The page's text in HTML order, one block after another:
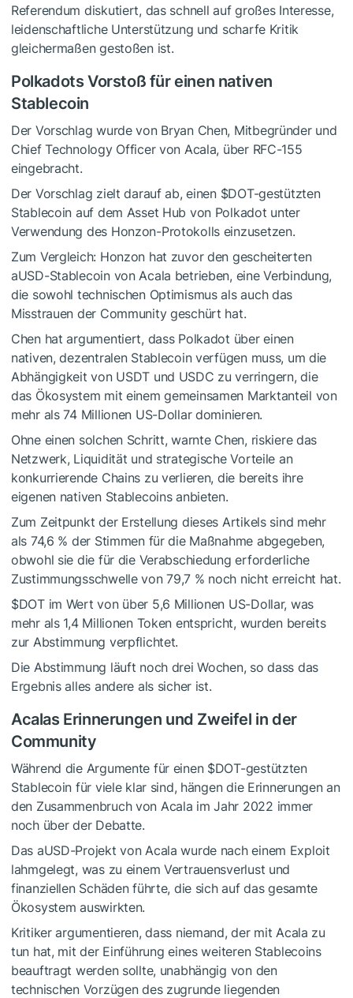
Referendum diskutiert, das schnell auf großes Interesse,
leidenschaftliche Unterstützung und scharfe Kritik
gleichermaßen gestoßen ist.
Polkadots Vorstoß für einen nativen
Stablecoin
Der Vorschlag wurde von Bryan Chen, Mitbegründer und
Chief Technology Officer von Acala, über RFC-155
eingebracht.
Der Vorschlag zielt darauf ab, einen $DOT-gestützten
Stablecoin auf dem Asset Hub von Polkadot unter
Verwendung des Honzon-Protokolls einzusetzen.
Zum Vergleich: Honzon hat zuvor den gescheiterten
aUSD-Stablecoin von Acala betrieben, eine Verbindung,
die sowohl technischen Optimismus als auch das
Misstrauen der Community geschürt hat.
Chen hat argumentiert, dass Polkadot über einen
nativen, dezentralen Stablecoin verfügen muss, um die
Abhängigkeit von USDT und USDC zu verringern, die
das Ökosystem mit einem gemeinsamen Marktanteil von
mehr als 74 Millionen US-Dollar dominieren.
Ohne einen solchen Schritt, warnte Chen, riskiere das
Netzwerk, Liquidität und strategische Vorteile an
konkurrierende Chains zu verlieren, die bereits ihre
eigenen nativen Stablecoins anbieten.
Zum Zeitpunkt der Erstellung dieses Artikels sind mehr
als 74,6 % der Stimmen für die Maßnahme abgegeben,
obwohl sie die für die Verabschiedung erforderliche
Zustimmungsschwelle von 79,7 % noch nicht erreicht hat.
$DOTim Wert von über 5,6 Millionen US-Dollar, was
mehr als 1,4 Millionen Token entspricht, wurden bereits
zur Abstimmung verpflichtet.
Die Abstimmung läuft noch drei Wochen, so dass das
Ergebnis alles andere als sicher ist.
Acalas Erinnerungen und Zweifel in der
Community
Während die Argumente für einen $DOT-gestützten
Stablecoin für viele klar sind, hängen die Erinnerungen an
den Zusammenbruch von Acala im Jahr 2022 immer
noch über der Debatte.
Das aUSD-Projekt von Acala wurde nach einem Exploit
lahmgelegt, was zu einem Vertrauensverlust und
finanziellen Schäden führte, die sich auf das gesamte
Ökosystem auswirkten.
Kritiker argumentieren, dass niemand, der mit Acala zu
tun hat, mit der Einführung eines weiteren Stablecoins
beauftragt werden sollte, unabhängig von den
technischen Vorzügen des zugrunde liegenden